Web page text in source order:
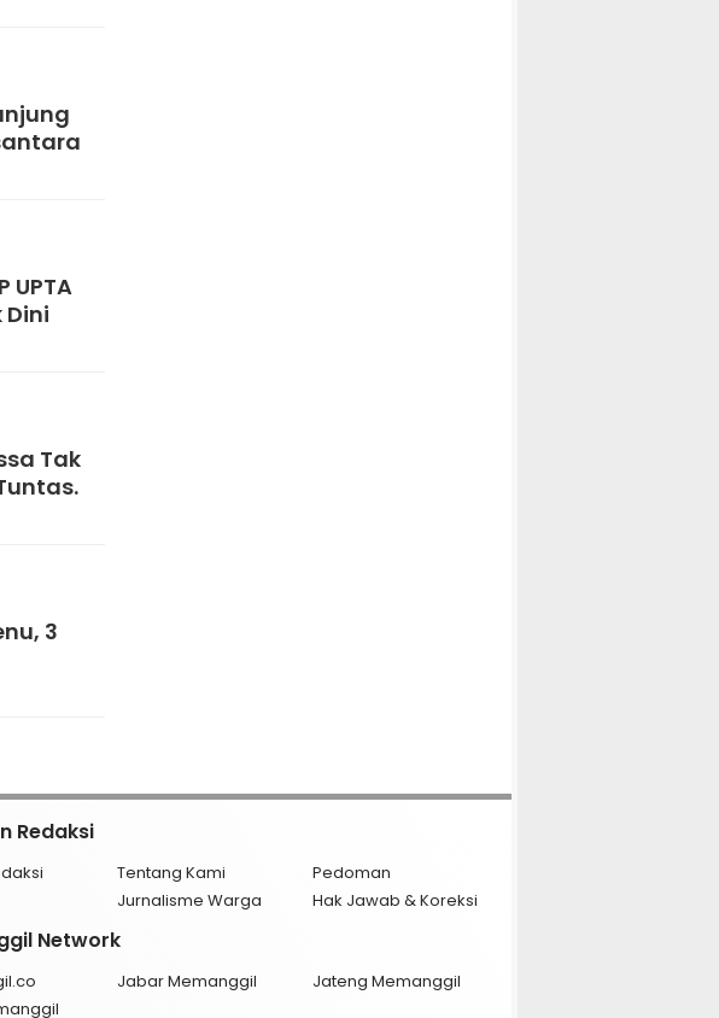
UPTA
Tak
3
Redaksi
Tentang Kami
Pedoman
Jurnalisme Warga Hak Jawab & Koreksi
Network
Jabar Memanggil
Jateng Memanggil